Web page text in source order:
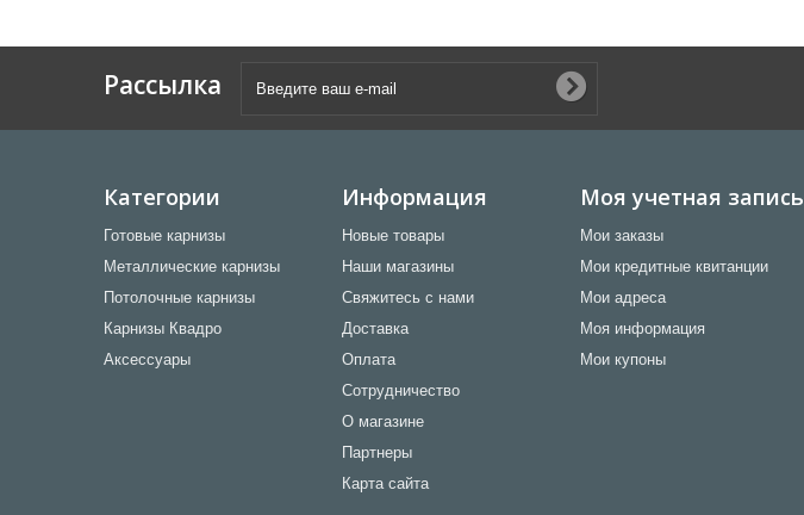
Рассылка
Категории
Готовые карнизы
Металлические карнизы
Потолочные карнизы
Карнизы Квадро
Аксессуары
Информация
Новые товары
Наши магазины
Свяжитесь с нами
Доставка
Оплата
Сотрудничество
О магазине
Партнеры
Карта сайта
Моя учетная запись
Мои заказы
Мои кредитные квитанции
Мои адреса
Моя информация
Мои купоны